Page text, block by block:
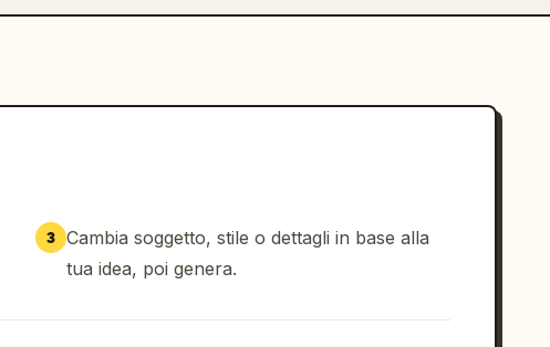
3 Cambia soggetto, stile o dettagli in base alla
tua idea, poi genera.